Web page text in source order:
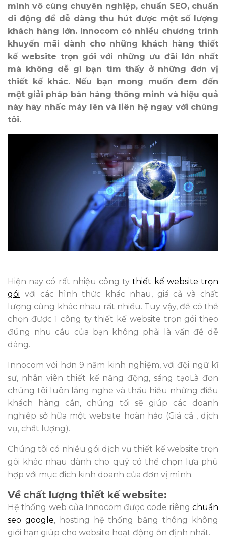
mình vô cùng chuyên nghiệp, chuẩn SEO, chuẩn
di động để dễ dàng thu hút được một số lượng
khách hàng lớn. Innocom có nhiều chương trình
khuyến mãi dành cho những khách hàng thiết
kế website trọn gói với những ưu đãi lớn nhất
mà không dễ gì bạn tìm thấy ở những đơn vị
thiết kế khác. Nếu bạn mong muốn đem đến
một giải pháp bán hàng thông minh và hiệu quả
này hãy nhấc máy lên và liên hệ ngay với chúng
tôi.
Hiện nay có rất nhiệu công ty thiết kế website trọn
gói với các hình thức khác nhau, giá cả và chất
lượng cũng khác nhau rất nhiều. Tuy vậy, để có thể
chọn được 1 công ty thiết kế website trọn gói theo
đúng nhu cầu của bạn không phải là vấn đề dễ
dàng.
Innocom với hơn 9 năm kinh nghiệm, với đội ngữ kĩ
sư, nhân viên thiết kế năng động, sáng tạoLà đơn
chúng tôi luôn lắng nghe và thấu hiểu những điều
khách hàng cần, chúng tối sẽ giúp các doanh
nghiệp sở hữa một website hoàn hảo (Giá cả , dịch
vụ, chất lượng).
Chúng tôi có nhiều gói dịch vụ thiết kế website trọn
gói khác nhau dành cho quý có thể chọn lựa phù
hợp với mục đich kinh doanh của đơn vị mình.
Về chất lượng thiết kế website:
Hệ thống web của Innocom được code riêng chuẩn
seo google, hosting hệ thống băng thông không
giới hạn giúp cho website hoạt động ổn định nhất.